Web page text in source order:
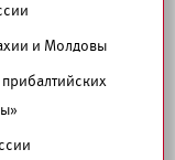
и Молдовы